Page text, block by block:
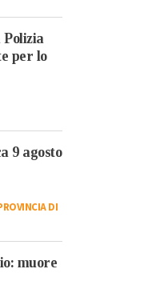
per lo
9 agosto
DI
muore